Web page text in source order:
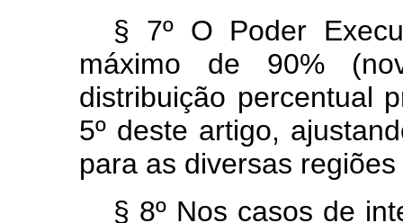
§ 7º O Poder
máximo de 90%
distribuição percentual
5º deste artigo,
para as diversas
§ 8º Nos casos de